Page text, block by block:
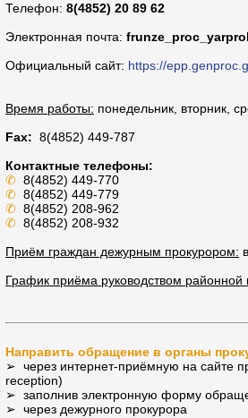
Телефон: 8(4852) 20 89 62
Электронная почта:
Официальный сайт: https://
Время работы: понедельник, вторник,
Fax: 8(4852) 449-787
Контактные телефоны:
✆ 8(4852) 449-770
✆ 8(4852) 449-779
✆ 8(4852) 208-962
✆ 8(4852) 208-932
Приём граждан дежурным прокурором:
График приёма руководством районной
Направить обращение в органы
➢ через интернет-приёмную на сайтe
reception)
➢ заполнив электронную форму
➢ через дежурного прокурора